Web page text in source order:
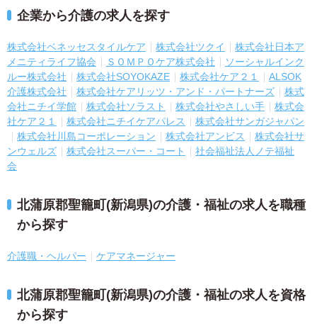
企業から介護の求人を探す
株式会社ベネッセスタイルケア 株式会社ツクイ
株式会社日本ア
メニティライフ協会
ＳＯＭＰＯケア株式会社
ソーシャルインク
ルー株式会社
株式会社SOYOKAZE 株式会社ケア２１
ALSOK
介護株式会社
株式会社ケアリッツ・アンド・パートナーズ
株式
会社ニチイ学館
株式会社ソラスト 株式会社やさしい手
株式会
社ケア２１
株式会社ニチイケアパレス
株式会社サンガジャパン
株式会社川島コーポレーション
株式会社アンビス
株式会社サ
ンウェルズ
株式会社スーパー・コート
社会福祉法人ノテ福祉
会
北蒲原郡聖籠町(新潟県)の介護・福祉の求人を職種
から探す
介護職・ヘルパー ケアマネージャー
北蒲原郡聖籠町(新潟県)の介護・福祉の求人を資格
から探す